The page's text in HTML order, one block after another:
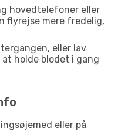
hovedtelefoner eller
flyrejse mere fredelig,
eller lav
holde blodet i gang
eller på